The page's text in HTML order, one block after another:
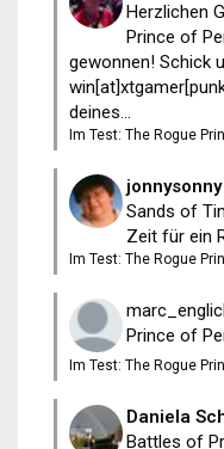
Herzlichen
Prince of
gewonnen! Schick
deines...
Im Test: The Rogue
jonnysonny
Sands of
Zeit für ein
Im Test: The Rogue
Prince of
Im Test: The Rogue
Daniela
Battles of